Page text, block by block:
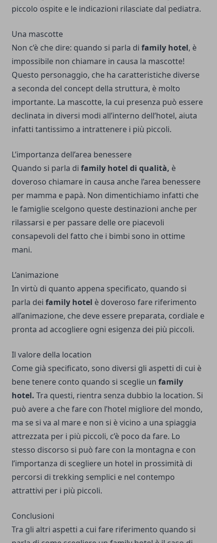
piccolo ospite e le indicazioni rilasciate dal pediatra.
Una mascotte
Non c’è che dire: quando si parla di family hotel, è
impossibile non chiamare in causa la mascotte!
Questo personaggio, che ha caratteristiche diverse
a seconda del concept della struttura, è molto
importante. La mascotte, la cui presenza può essere
declinata in diversi modi all’interno dell’hotel, aiuta
infatti tantissimo a intrattenere i più piccoli.
L’importanza dell’area benessere
Quando si parla di family hotel di qualità, è
doveroso chiamare in causa anche l’area benessere
per mamma e papà. Non dimentichiamo infatti che
le famiglie scelgono queste destinazioni anche per
rilassarsi e per passare delle ore piacevoli
consapevoli del fatto che i bimbi sono in ottime
mani.
L’animazione
In virtù di quanto appena specificato, quando si
parla dei family hotel è doveroso fare riferimento
all’animazione, che deve essere preparata, cordiale e
pronta ad accogliere ogni esigenza dei più piccoli.
Il valore della location
Come già specificato, sono diversi gli aspetti di cui è
bene tenere conto quando si sceglie un family
hotel. Tra questi, rientra senza dubbio la location. Si
può avere a che fare con l’hotel migliore del mondo,
ma se si va al mare e non si è vicino a una spiaggia
attrezzata per i più piccoli, c’è poco da fare. Lo
stesso discorso si può fare con la montagna e con
l’importanza di scegliere un hotel in prossimità di
percorsi di trekking semplici e nel contempo
attrattivi per i più piccoli.
Conclusioni
Tra gli altri aspetti a cui fare riferimento quando si